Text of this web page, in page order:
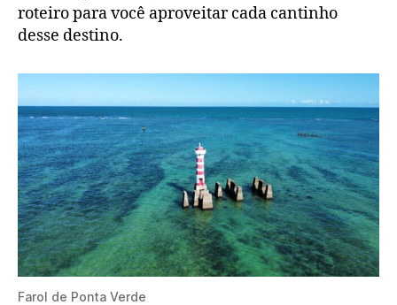
roteiro para você aproveitar cada cantinho
desse destino.
Farol de Ponta Verde